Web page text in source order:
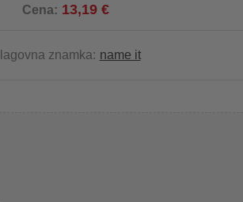
Cena: 13,19 €
znamka: name it